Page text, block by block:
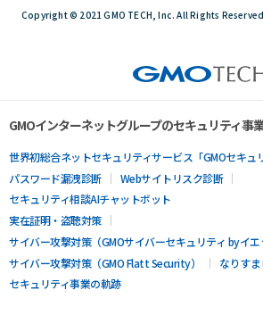
Copyright © 2021 GMO TECH, Inc. All Rights
GMOインターネットグループのセキュリティ事
世界初総合ネットセキュリティサービス「GMOセキュ
パスワード漏洩診断
Webサイトリスク診断
セキュリティ相談AIチャットボット
実在証明・盗聴対策
サイバー攻撃対策（GMOサイバーセキュリティ byイエ
サイバー攻撃対策（GMO Flatt Security）
なりす
セキュリティ事業の軌跡